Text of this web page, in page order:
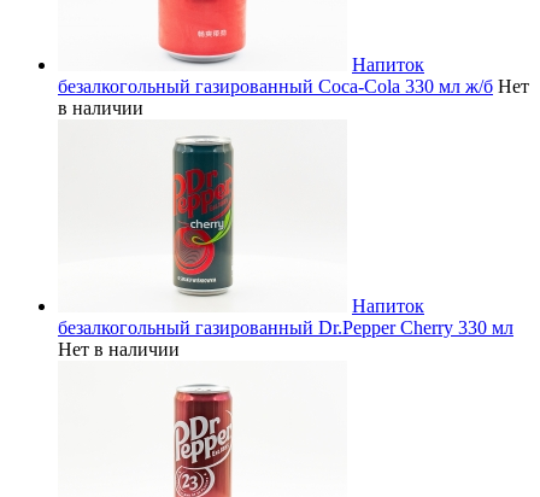
Напиток
безалкогольный газированный Coca-Cola 330 мл ж/б Нет
в наличии
Напиток
безалкогольный газированный Dr.Pepper Cherry 330 мл
Нет в наличии